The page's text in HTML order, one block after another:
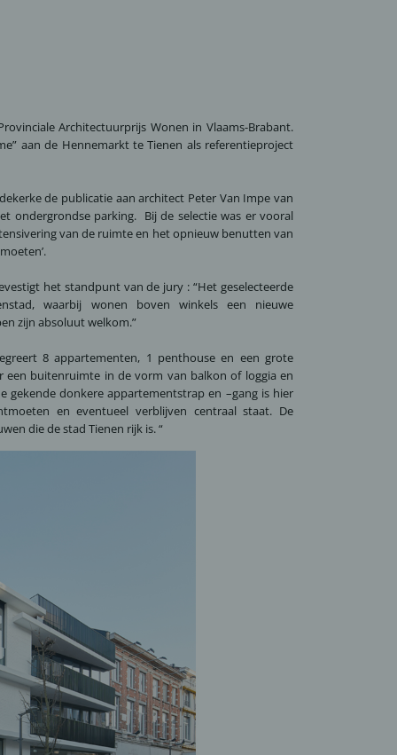
Architectuurprijs Wonen in Vlaams-Brabant.
aan de Hennemarkt te Tienen als referentieproject
de publicatie aan architect Peter Van Impe van
ondergrondse parking. Bij de selectie was er vooral
van de ruimte en het opnieuw benutten van
het standpunt van de jury : “Het geselecteerde
waarbij wonen boven winkels een nieuwe
zijn absoluut welkom.”
8 appartementen, 1 penthouse en een grote
een buitenruimte in de vorm van balkon of loggia en
donkere appartementstrap en –gang is hier
en eventueel verblijven centraal staat. De
die de stad Tienen rijk is. “